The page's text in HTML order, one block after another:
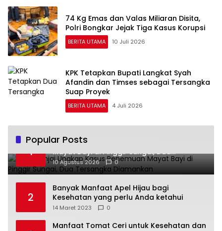
74 Kg Emas dan Valas Miliaran Disita,
Polri Bongkar Jejak Tiga Kasus Korupsi
BERITA UTAMA 10 Juli 2026
KPK Tetapkan Bupati Langkat Syah
Afandin dan Timses sebagai Tersangka
Suap Proyek
BERITA UTAMA 4 Juli 2026
Popular Posts
1
Polres Binjai Ungkap Kasus Penemuan
Mayat Bayi di Pinggir Sungai, Dua
Tersangka Diamankan
10 Agustus 2026 0
2
Banyak Manfaat Apel Hijau bagi
Kesehatan yang perlu Anda ketahui
14 Maret 2023 0
Manfaat Tomat Ceri untuk Kesehatan dan